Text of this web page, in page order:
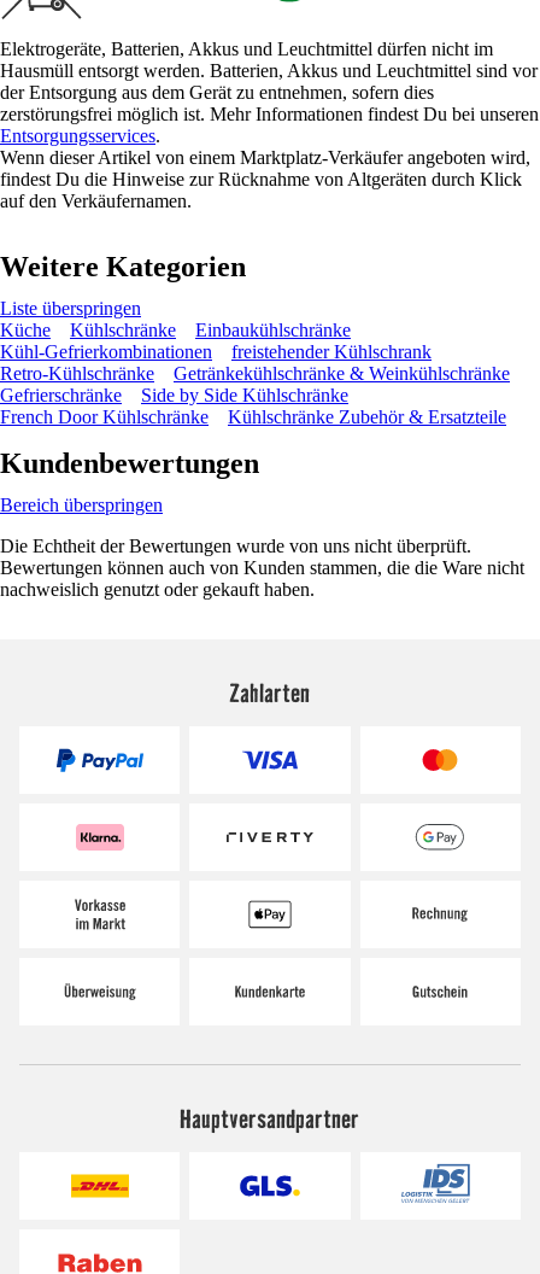
Elektrogeräte, Batterien, Akkus und Leuchtmittel dürfen nicht im
Hausmüll entsorgt werden. Batterien, Akkus und Leuchtmittel sind vor
der Entsorgung aus dem Gerät zu entnehmen, sofern dies
zerstörungsfrei möglich ist. Mehr Informationen findest Du bei unseren
Entsorgungsservices.
Wenn dieser Artikel von einem Marktplatz-Verkäufer angeboten wird,
findest Du die Hinweise zur Rücknahme von Altgeräten durch Klick
auf den Verkäufernamen.
Weitere Kategorien
Liste überspringen
Küche
Kühlschränke
Einbaukühlschränke
Kühl-Gefrierkombinationen
freistehender Kühlschrank
Retro-Kühlschränke
Getränkekühlschränke & Weinkühlschränke
Gefrierschränke
Side by Side Kühlschränke
French Door Kühlschränke
Kühlschränke Zubehör & Ersatzteile
Kundenbewertungen
Bereich überspringen
Die Echtheit der Bewertungen wurde von uns nicht überprüft.
Bewertungen können auch von Kunden stammen, die die Ware nicht
nachweislich genutzt oder gekauft haben.
Zahlarten
Hauptversandpartner